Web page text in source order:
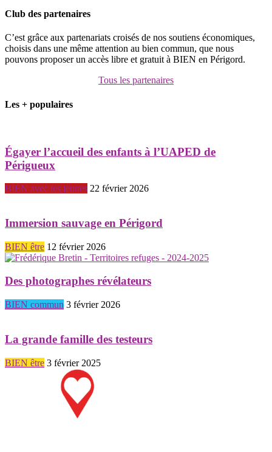
Club des partenaires
C’est grâce aux partenariats croisés de nos soutiens économiques,
choisis dans une même attention au bien commun, que nous
pouvons proposer un accès libre et gratuit à BIEN en Périgord.
Tous les partenaires
Les + populaires
Égayer l’accueil des enfants à l’UAPED de
Périgueux
BIEN avec les jeunes 22 février 2026
Immersion sauvage en Périgord
BIEN être 12 février 2026
Des photographes révélateurs
BIEN commun 3 février 2026
La grande famille des testeurs
BIEN être 3 février 2025